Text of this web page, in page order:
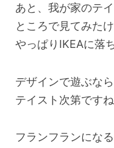
あと、我が家のテ
ところで見てみたけ
やっぱりIKEAに落
デザインで遊ぶな
テイスト次第ですね
フランフランにな